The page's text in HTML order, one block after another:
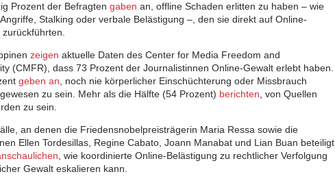
Prozent der Befragten gaben an, offline Schaden erlitten zu haben – wie
Stalking oder verbale Belästigung –, den sie direkt auf Online-
zeigen aktuelle Daten des Center for Media Freedom and
(CMFR), dass 73 Prozent der Journalistinnen Online-Gewalt erlebt haben.
geben an , noch nie körperlicher Einschüchterung oder Missbrauch
zu sein. Mehr als die Hälfte (54 Prozent) berichten , von Quellen
zu sein.
an denen die Friedensnobelpreisträgerin Maria Ressa sowie die
Ellen Tordesillas, Regine Cabato, Joann Manabat und Lian Buan beteiligt
, wie koordinierte Online-Belästigung zu rechtlicher Verfolgung
Gewalt eskalieren kann.